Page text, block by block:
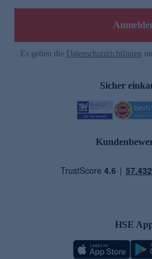
Es gelten die Datenschutzrichtlinien
Sicher
HSE